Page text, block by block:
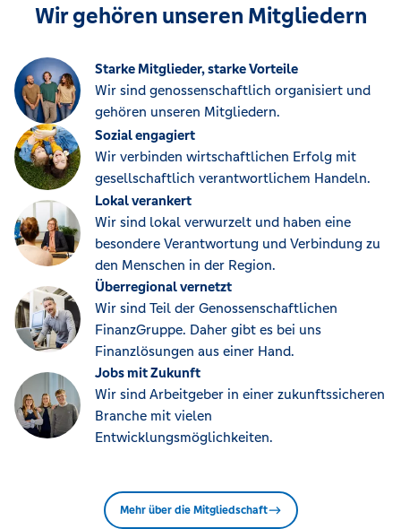
Wir gehören unseren Mitgliedern
Starke Mitglieder, starke Vorteile
Wir sind genossenschaftlich organisiert und
gehören unseren Mitgliedern.
Sozial engagiert
Wir verbinden wirtschaftlichen Erfolg mit
gesellschaftlich verantwortlichem Handeln.
Lokal verankert
Wir sind lokal verwurzelt und haben eine
besondere Verantwortung und Verbindung zu
den Menschen in der Region.
Überregional vernetzt
Wir sind Teil der Genossenschaftlichen
FinanzGruppe. Daher gibt es bei uns
Finanzlösungen aus einer Hand.
Jobs mit Zukunft
Wir sind Arbeitgeber in einer zukunftssicheren
Branche mit vielen
Entwicklungsmöglichkeiten.
Mehr über die Mitgliedschaft